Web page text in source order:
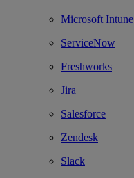
Microsoft Intune
ServiceNow
Freshworks
Jira
Salesforce
Zendesk
Slack